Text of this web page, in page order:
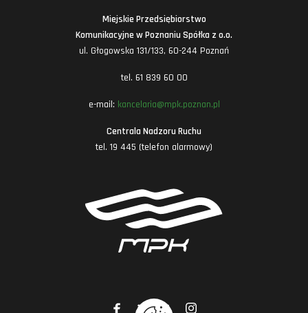
Miejskie Przedsiębiorstwo
Komunikacyjne w Poznaniu Spółka z o.o.
ul. Głogowska 131/133, 60-244 Poznań
tel. 61 839 60 00
e-mail: kancelaria@mpk.poznan.pl
Centrala Nadzoru Ruchu
tel. 19 445 (telefon alarmowy)